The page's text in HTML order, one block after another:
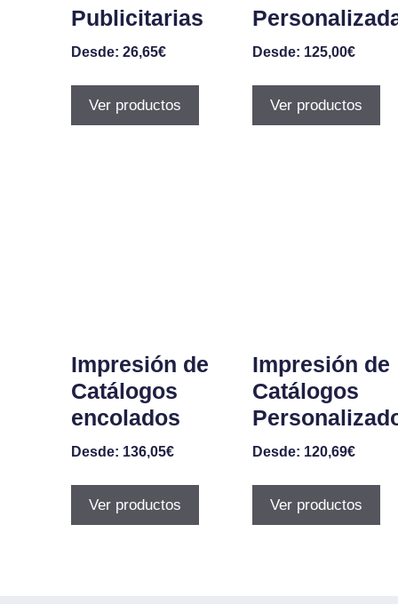
Publicitarias
Desde: 26,65€
Ver productos
Desde: 125,00€
Ver productos
Impresión de
Catálogos
encolados
Desde: 136,05€
Ver productos
Impresión de
Catálogos
Desde: 120,69€
Ver productos